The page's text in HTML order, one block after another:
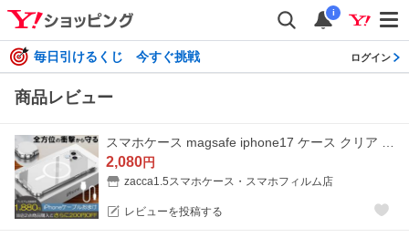
i
毎日引けるくじ 今すぐ挑戦 ログイン
商品レビュー
2,080円
zacca1.5スマホケース・スマホフィルム店
レビューを投稿する